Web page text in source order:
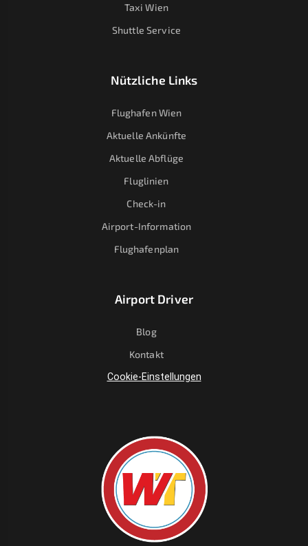
Taxi Wien
Shuttle Service
Nützliche Links
Flughafen Wien
Aktuelle Ankünfte
Aktuelle Abflüge
Fluglinien
Check-in
Airport-Information
Flughafenplan
Airport Driver
Blog
Kontakt
Cookie-Einstellungen